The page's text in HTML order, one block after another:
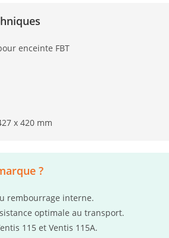
enceinte FBT
x 420 mm
?
rembourrage interne.
optimale au transport.
115 et Ventis 115A.